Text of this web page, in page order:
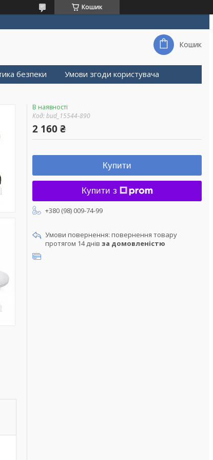
Кошик
Кошик
безпеки Умови згоди користувача
В наявності
Код:bud_15544-890
2 160 ₴
Купити
Купити з
+380 (98) 009-74-99
повернення товару
протягом 14 днів за домовленістю